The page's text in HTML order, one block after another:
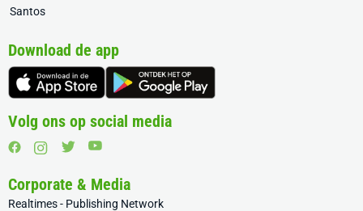
Santos
Download de app
Volg ons op social media
Corporate & Media
Realtimes - Publishing Network